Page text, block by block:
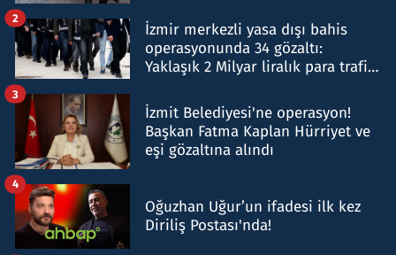
İzmir merkezli yasa dışı bahis
operasyonunda 34 gözaltı:
Yaklaşık 2 Milyar liralık para trafiği
2
İzmit Belediyesi'ne operasyon!
Başkan Fatma Kaplan Hürriyet ve
eşi gözaltına alındı
3
Oğuzhan Uğur’un ifadesi ilk kez
Diriliş Postası'nda!
4